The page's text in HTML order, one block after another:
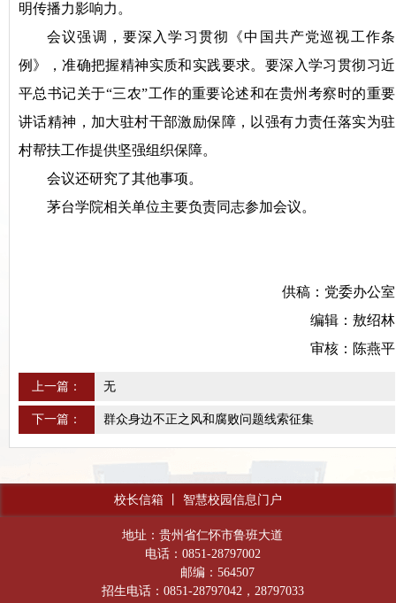
明传播力影响力。
会议强调，要深入学习贯彻《中国共产党巡视工作条
例》，准确把握精神实质和实践要求。要深入学习贯彻习近
平总书记关于“三农”工作的重要论述和在贵州考察时的重要
讲话精神，加大驻村干部激励保障，以强有力责任落实为驻
村帮扶工作提供坚强组织保障。
会议还研究了其他事项。
茅台学院相关单位主要负责同志参加会议。
供稿：党委办公室
编辑：敖绍林
审核：陈燕平
上一篇： 无
下一篇： 群众身边不正之风和腐败问题线索征集
校长信箱 智慧校园信息门户
地址：贵州省仁怀市鲁班大道
电话：0851-28797002
邮编：564507
招生电话：0851-28797042，28797033